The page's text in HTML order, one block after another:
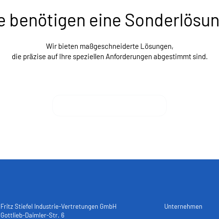
benötigen eine
Wir bieten maßgeschneiderte Lösungen,
die präzise auf Ihre speziellen Anforderungen abgestimmt sind.
Fritz Stiefel Industrie-Vertretungen GmbH
Gottlieb-Daimler-Str. 6
Unternehmen